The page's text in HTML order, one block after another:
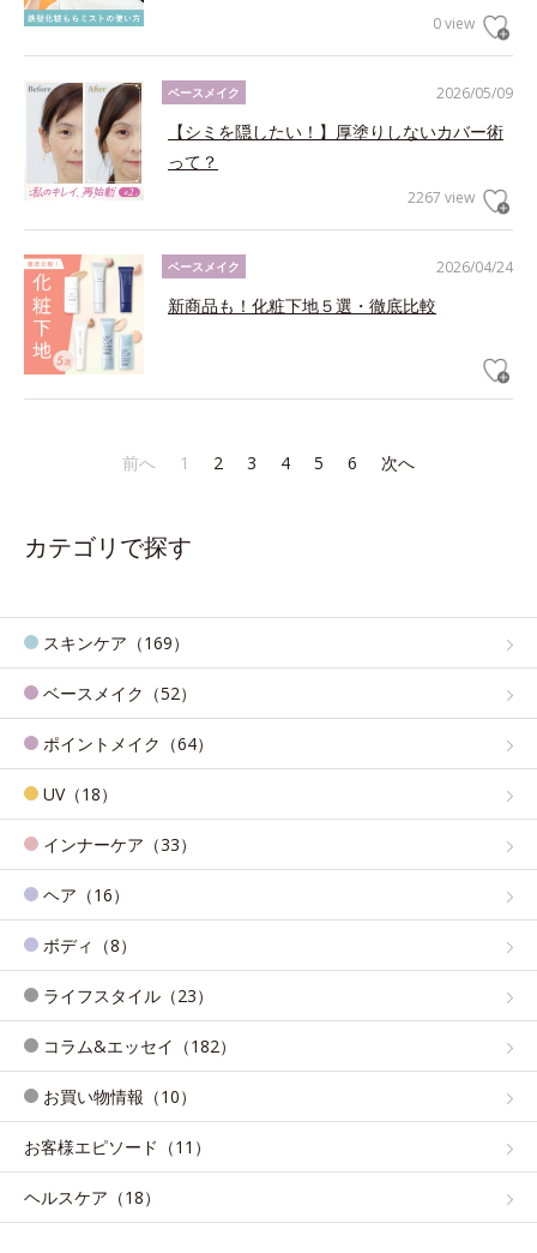
0 view
2026/05/09
ベースメイク
【シミを隠したい！】厚塗りしないカバー術
って？
2267 view
2026/04/24
ベースメイク
新商品も！化粧下地５選・徹底比較
前へ 1 2 3 4 5 6 次へ
カテゴリで探す
スキンケア（169）
ベースメイク（52）
ポイントメイク（64）
UV（18）
インナーケア（33）
ヘア（16）
ボディ（8）
ライフスタイル（23）
コラム&エッセイ（182）
お買い物情報（10）
お客様エピソード（11）
ヘルスケア（18）